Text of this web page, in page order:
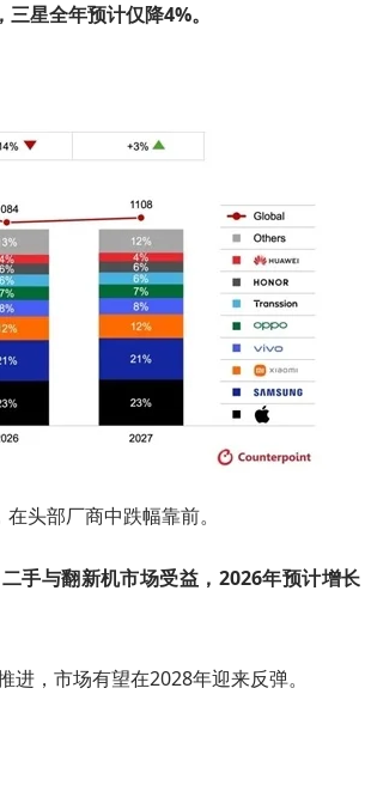
星全年预计仅降4%。
头部厂商中跌幅靠前。
手与翻新机市场受益，2026年预计增长
，市场有望在2028年迎来反弹。